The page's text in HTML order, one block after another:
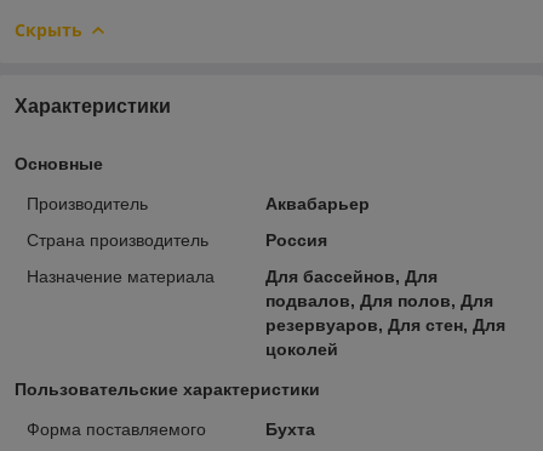
Скрыть
Характеристики
Основные
Производитель
Аквабарьер
Страна производитель
Россия
Назначение материала
Для бассейнов, Для
подвалов, Для полов, Для
резервуаров, Для стен, Для
цоколей
Пользовательские характеристики
Форма поставляемого
Бухта